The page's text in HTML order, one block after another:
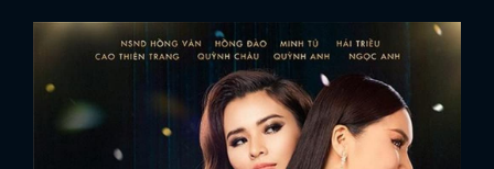
x
ĐĂNG NHẬP